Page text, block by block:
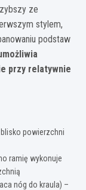
ze
stylem,
podstaw
przy relatywnie
powierzchni
ramię wykonuje
nóg do kraula) –